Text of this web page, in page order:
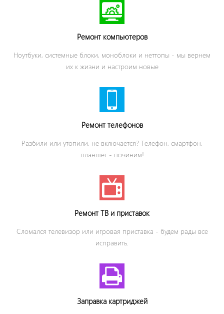
Ремонт компьютеров
Ноутбуки, системные блоки, моноблоки и неттопы - мы вернем
их к жизни и настроим новые
Ремонт телефонов
Разбили или утопили, не включается? Телефон, смартфон,
планшет - починим!
Ремонт ТВ и приставок
Сломался телевизор или игровая приставка - будем рады все
исправить.
Заправка картриджей